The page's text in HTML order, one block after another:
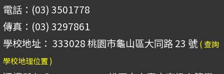
電話：(03) 3501778
傳真：(03) 3297861
學校地址： 333028 桃園市龜山區大同路 23 號 ( 查詢
學校地理位置 )